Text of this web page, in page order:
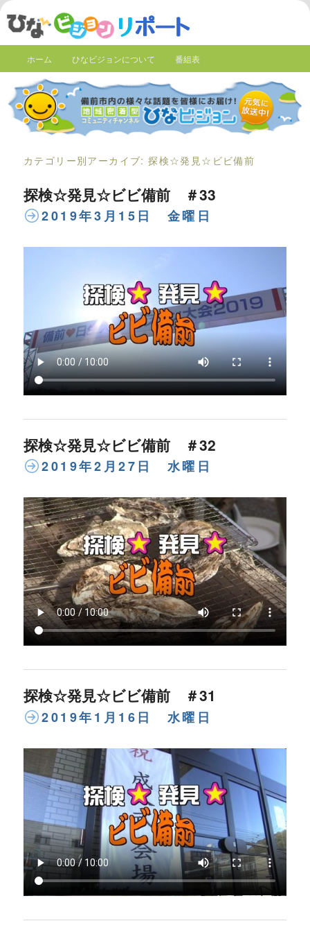
ホーム ひなビジョンについて 番組表
カテゴリー別アーカイブ:探検☆発見☆ビビ備前
探検☆発見☆ビビ備前 ＃33
2019年3月15日 金曜日
探検☆発見☆ビビ備前 ＃32
2019年2月27日 水曜日
探検☆発見☆ビビ備前 ＃31
2019年1月16日 水曜日